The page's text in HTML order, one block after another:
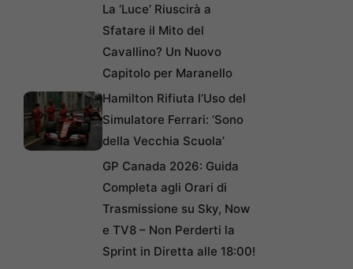
La ‘Luce’ Riuscirà a
Sfatare il Mito del
Cavallino? Un Nuovo
Capitolo per Maranello
Hamilton Rifiuta l’Uso del
Simulatore Ferrari: ‘Sono
della Vecchia Scuola’
GP Canada 2026: Guida
Completa agli Orari di
Trasmissione su Sky, Now
e TV8 – Non Perderti la
Sprint in Diretta alle 18:00!